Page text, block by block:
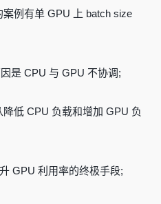
例有单 GPU 上 batch size
是 CPU 与 GPU 不协调;
低 CPU 负载和增加 GPU 负
GPU 利用率的终极手段;